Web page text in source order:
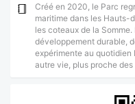
Créé en 2020, le Parc
maritime dans les Hauts-
les coteaux de la
développement durable,
expérimente au
autre vie, plus proche